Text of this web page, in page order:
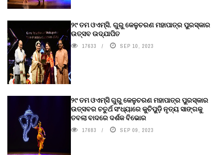
୨୯ ତମ ଓଏମ୍‌ସି. ଗୁରୁ କେଳୁଚରଣ ମହାପାତ୍ର ପୁରସ୍କାର
ଉତ୍ସବ ଉଦ୍‍ଯାପିତ
17633 SEP 10, 2023
୨୯ ତମ ଓଏମ୍‌ସି ଗୁରୁ କେଳୁଚରଣ ମହାପାତ୍ର ପୁରସ୍କାର
ଉତ୍ସବର ଚତୁର୍ଥ ସଂଧ୍ୟାରେ କୁଚିପୁଡ଼ି ନୃତ୍ୟ ସାଙ୍ଗକୁ
ତବଲା ବାଦରେ ଦର୍ଶକ ବିଭୋର
17683 SEP 09, 2023